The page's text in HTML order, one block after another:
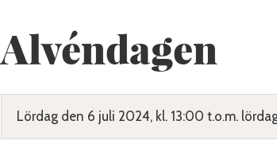
Alvéndagen
Lördag den 6 juli 2024, kl. 13:00 t.o.m.